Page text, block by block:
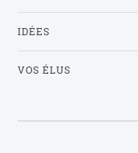
IDÉES
VOS ÉLUS